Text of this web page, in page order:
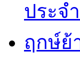
ประจ
ฤกษ์ย้